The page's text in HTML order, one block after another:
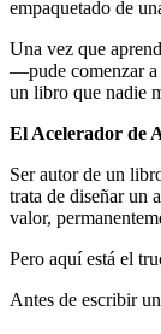
empaquetado de
Una vez que
—pude comenzar a
un libro que nadie
El Acelerador de
Ser autor de un
trata de diseñar un
valor,
Pero aquí está el
Antes de escribir